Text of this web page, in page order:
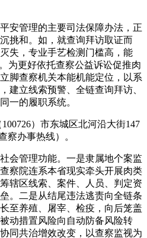
管理的主要司法保障办法，正
挑和。如，就查询拜访取证而
失，专业手艺检测门槛高，能
为更好依托查察公益诉讼促推肉
脚查察机关本能机能定位，以系
建立线索预警、全链查询拜访、
一的履职系统。
）市东城区北河沿大街147
察办事热线）。
管理功能。一是隶属地个案监
察院连系本省现实牵头开展肉类
辖区线索、案件、人员、判定资
。二是从结尾违法逃责向全链条
至养殖、屠宰、检疫，向后笼盖
动措置风险向自动防备风险转
同共治增效改变，以查察监视为